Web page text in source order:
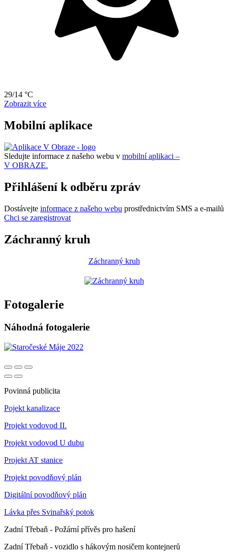
29/14 °C
Zobrazit více
Mobilní aplikace
Sledujte informace z našeho webu v mobilní aplikaci –
V OBRAZE.
Přihlášení k odběru zpráv
Dostávejte informace z našeho webu prostřednictvím SMS a e-mailů
Chci se zaregistrovat
Záchranný kruh
Záchranný kruh
Fotogalerie
Náhodná fotogalerie
Povinná publicita
Pojekt kanalizace
Projekt vodovod II.
Projekt vodovod U dubu
Projekt AT stanice
Projekt povodňový plán
Digitální povodňový plán
Lávka přes Svinařský potok
Zadní Třebaň - Požární přívěs pro hašení
Zadní Třebaň - vozidlo s hákovým nosičem kontejnerů